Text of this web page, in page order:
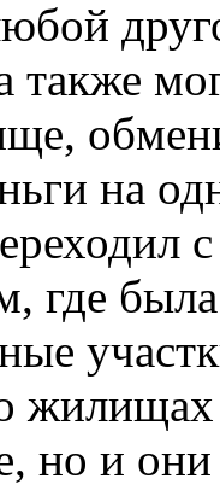
также
на
где
но и